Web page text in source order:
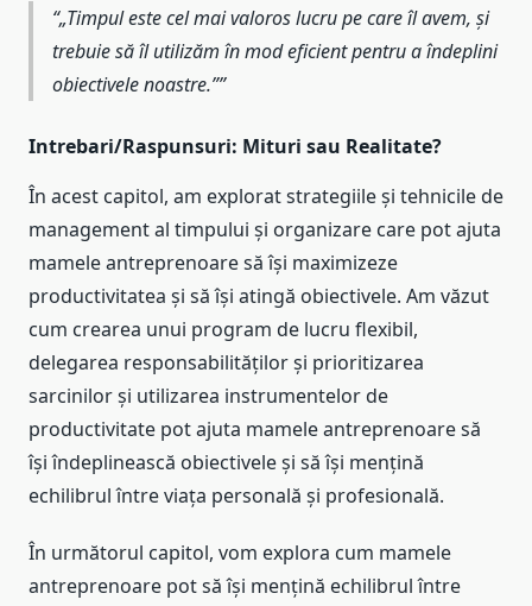
„Timpul este cel mai valoros lucru pe care îl avem, și
trebuie să îl utilizăm în mod eficient pentru a îndeplini
obiectivele noastre.”
Intrebari/Raspunsuri: Mituri sau Realitate?
În acest capitol, am explorat strategiile și tehnicile de
management al timpului și organizare care pot ajuta
mamele antreprenoare să își maximizeze
productivitatea și să își atingă obiectivele. Am văzut
cum crearea unui program de lucru flexibil,
delegarea responsabilităților și prioritizarea
sarcinilor și utilizarea instrumentelor de
productivitate pot ajuta mamele antreprenoare să
își îndeplinească obiectivele și să își mențină
echilibrul între viața personală și profesională.
În următorul capitol, vom explora cum mamele
antreprenoare pot să își mențină echilibrul între